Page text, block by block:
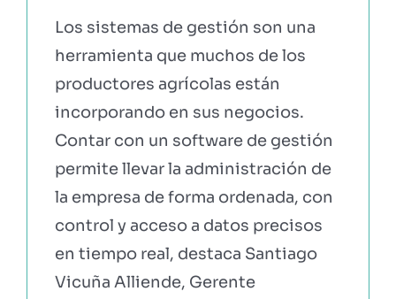
Los sistemas de gestión son una
herramienta que muchos de los
productores agrícolas están
incorporando en sus negocios.
Contar con un software de gestión
permite llevar la administración de
la empresa de forma ordenada, con
control y acceso a datos precisos
en tiempo real, destaca Santiago
Vicuña Alliende, Gerente